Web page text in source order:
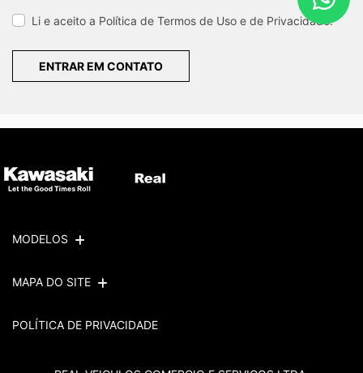
Li e aceito a Política de Termos de Uso e de Privacidade.
ENTRAR EM CONTATO
MODELOS
MAPA DO SITE
POLÍTICA DE PRIVACIDADE